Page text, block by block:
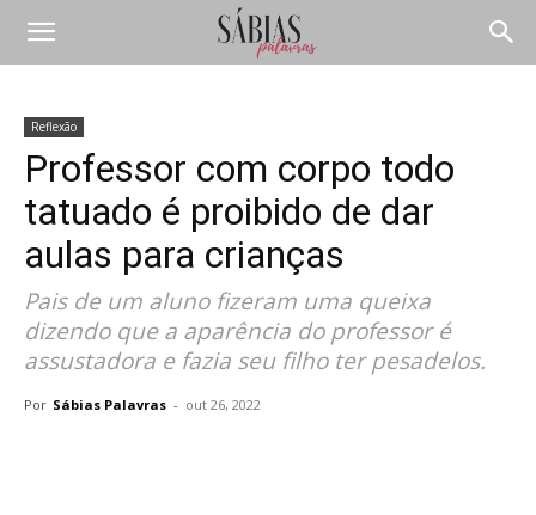
Reflexão
Professor com corpo todo
tatuado é proibido de dar
aulas para crianças
Pais de um aluno fizeram uma queixa
dizendo que a aparência do professor é
assustadora e fazia seu filho ter pesadelos.
Por Sábias Palavras - out 26, 2022